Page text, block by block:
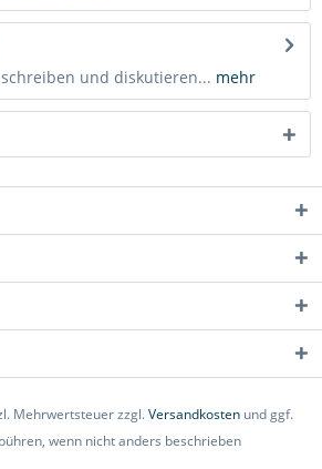
und diskutieren... mehr
Mehrwertsteuer zzgl.Versandkosten und ggf.
wenn nicht anders beschrieben